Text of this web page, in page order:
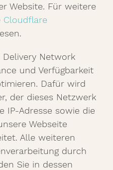
Website. Für weitere
Cloudflare
Network
und Verfügbarkeit
Dafür wird
der dieses Netzwerk
IP-Adresse sowie die
Webseite
Alle weiteren
durch
Sie in dessen